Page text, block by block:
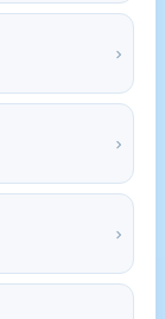
›
›
›